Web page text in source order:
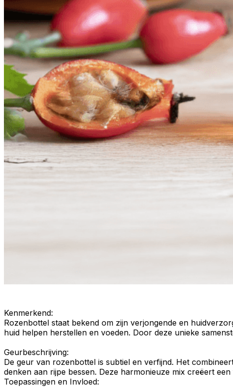
Kenmerkend:
Rozenbottel staat bekend om zijn verjongende en
huid helpen herstellen en voeden. Door deze unieke
Geurbeschrijving:
De geur van rozenbottel is subtiel en verfijnd. Het
denken aan rijpe bessen. Deze harmonieuze mix creëert
Toepassingen en Invloed: